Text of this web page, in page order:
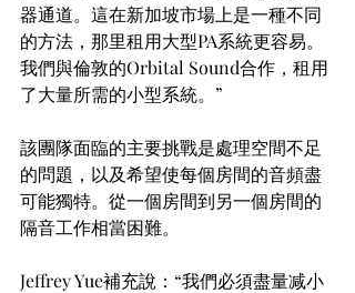
器通道。這在新加坡市場上是一種不同
的方法，那里租用大型PA系統更容易。
我們與倫敦的Orbital Sound合作，租用
了大量所需的小型系統。”
該團隊面臨的主要挑戰是處理空間不足
的問題，以及希望使每個房間的音頻盡
可能獨特。從一個房間到另一個房間的
隔音工作相當困難。
Jeffrey Yue補充說：“我們必須盡量减小